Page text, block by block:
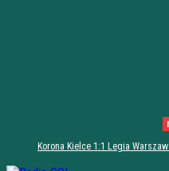
Korona Kielce 1:1 Legia